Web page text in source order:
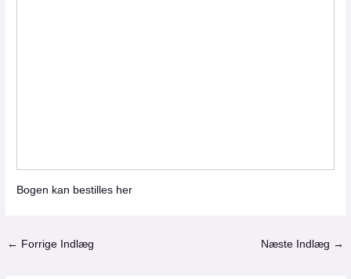
Bogen kan bestilles her
← Forrige Indlæg Næste Indlæg →